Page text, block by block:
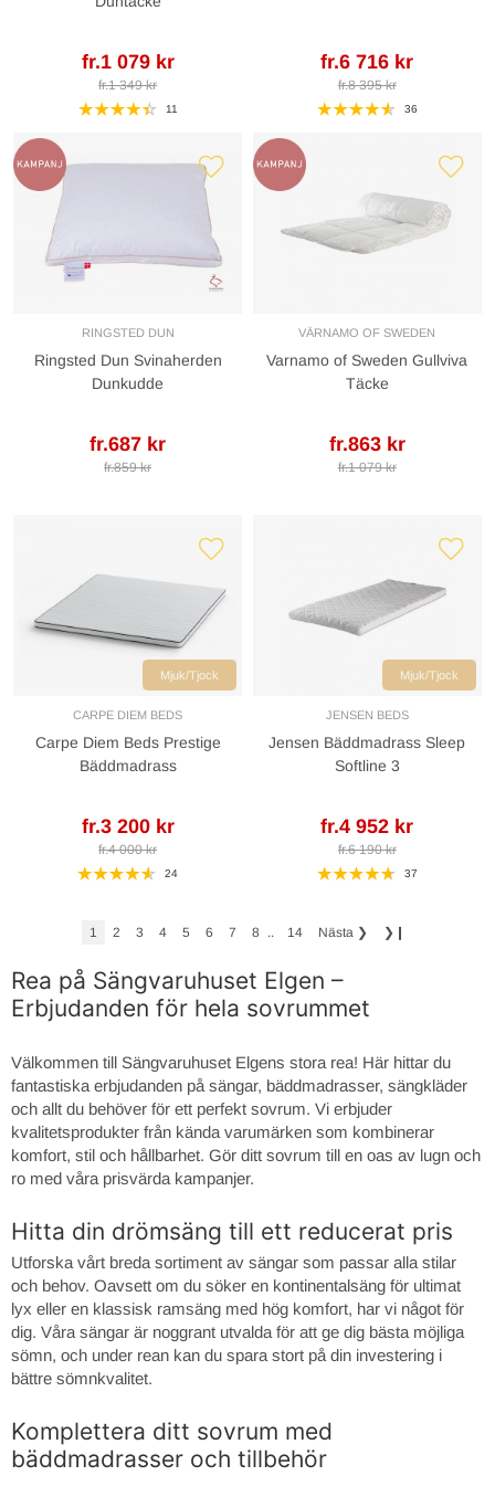
fr.1 079 kr
fr.1 349 kr
11
fr.6 716 kr
fr.8 395 kr
36
RINGSTED DUN
Ringsted Dun Svinaherden
Dunkudde
fr.687 kr
fr.859 kr
VÄRNAMO OF SWEDEN
Varnamo of Sweden Gullviva
Täcke
fr.863 kr
fr.1 079 kr
Mjuk/Tjock
CARPE DIEM BEDS
Carpe Diem Beds Prestige
Bäddmadrass
fr.3 200 kr
fr.4 000 kr
24
Mjuk/Tjock
JENSEN BEDS
Jensen Bäddmadrass Sleep
Softline 3
fr.4 952 kr
fr.6 190 kr
37
1 2 3 4 5 6 7 8 .. 14 Nästa ❯ ❯❙
Rea på Sängvaruhuset Elgen –
Erbjudanden för hela sovrummet
Välkommen till Sängvaruhuset Elgens stora rea! Här hittar du
fantastiska erbjudanden på sängar, bäddmadrasser, sängkläder
och allt du behöver för ett perfekt sovrum. Vi erbjuder
kvalitetsprodukter från kända varumärken som kombinerar
komfort, stil och hållbarhet. Gör ditt sovrum till en oas av lugn och
ro med våra prisvärda kampanjer.
Hitta din drömsäng till ett reducerat pris
Utforska vårt breda sortiment av sängar som passar alla stilar
och behov. Oavsett om du söker en kontinentalsäng för ultimat
lyx eller en klassisk ramsäng med hög komfort, har vi något för
dig. Våra sängar är noggrant utvalda för att ge dig bästa möjliga
sömn, och under rean kan du spara stort på din investering i
bättre sömnkvalitet.
Komplettera ditt sovrum med
bäddmadrasser och tillbehör